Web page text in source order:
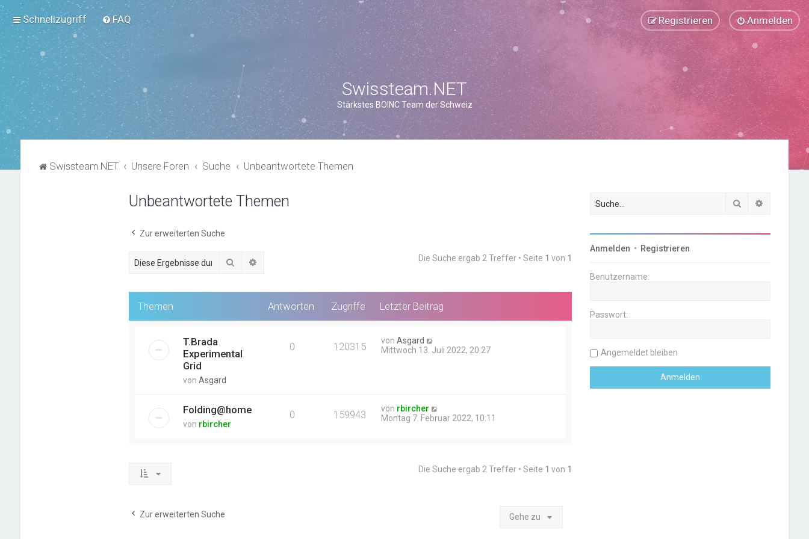
Schnellzugriff FAQ Anmelden
Registrieren
Swissteam.NET
Stärkstes BOINC Team der Schweiz
Swissteam.NET Unsere Foren Suche Unbeantwortete Themen
Unbeantwortete Themen
Zur erweiterten Suche
Suche Die Suche ergab 2 Treffer • Seite 1 von 1
Themen Antworten Zugriffe Letzter Beitrag
T.Brada
Experimental
Grid
von Asgard
0 120315 vonAsgard
Mittwoch 13. Juli 2022, 20:27
Folding@home
von rbircher
0 159943 von rbircher
Montag 7. Februar 2022, 10:11
Die Suche ergab 2 Treffer • Seite 1 von 1
Zur erweiterten Suche Gehe zu
Suche
Anmelden • Registrieren
Benutzername:
Passwort:
Angemeldet bleiben